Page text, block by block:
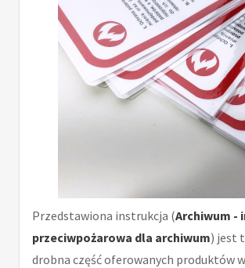
Przedstawiona instrukcja (Archiwum -
przeciwpożarowa dla archiwum) jest
drobna część oferowanych produktów